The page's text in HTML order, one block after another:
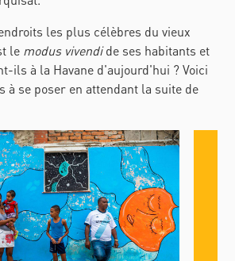
les plus célèbres du vieux
le modus vivendide ses habitants et
ils à la Havane d'aujourd'hui ? Voici
à se poser en attendant la suite de